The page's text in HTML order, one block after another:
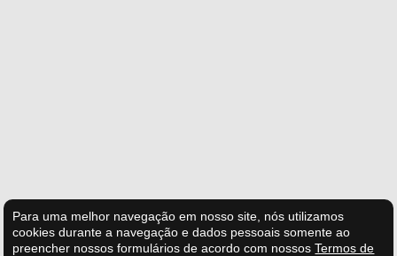
Para uma melhor navegação em nosso site, nós utilizamos
cookies durante a navegação e dados pessoais somente ao
preencher nossos formulários de acordo com nossosTermos de